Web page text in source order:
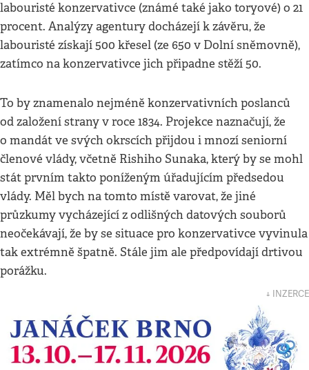
labouristé konzervativce (známé také jako toryové) o 21
procent. Analýzy agentury docházejí k závěru, že
labouristé získají 500 křesel (ze 650 v Dolní sněmovně),
zatímco na konzervativce jich připadne stěží 50.
To by znamenalo nejméně konzervativních poslanců
od založení strany v roce 1834. Projekce naznačují, že
o mandát ve svých okrscích přijdou i mnozí seniorní
členové vlády, včetně Rishiho Sunaka, který by se mohl
stát prvním takto poníženým úřadujícím předsedou
vlády. Měl bych na tomto místě varovat, že jiné
průzkumy vycházející z odlišných datových souborů
neočekávají, že by se situace pro konzervativce vyvinula
tak extrémně špatně. Stále jim ale předpovídají drtivou
porážku.
↓ INZERCE